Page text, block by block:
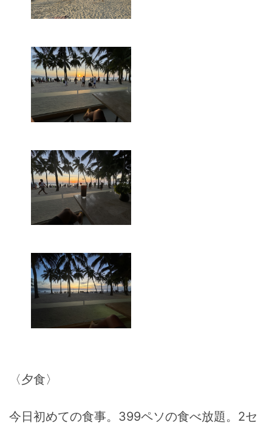
〈夕食〉
今日初めての食事。399ペソの食べ放題。2セ